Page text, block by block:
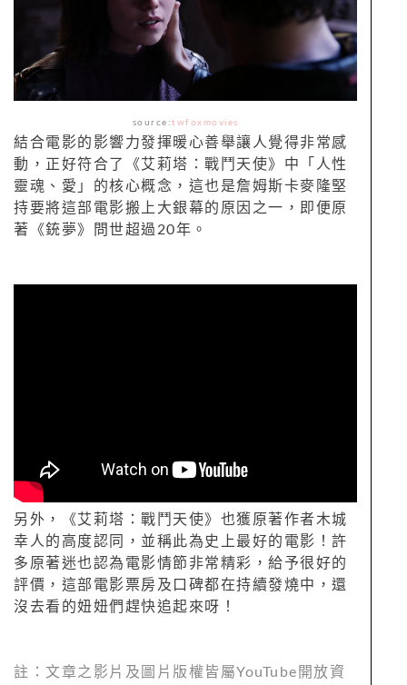
source: twfoxmovies
結合電影的影響力發揮暖心善舉讓人覺得非常感
動，正好符合了《艾莉塔：戰鬥天使》中「人性
靈魂、愛」的核心概念，這也是詹姆斯卡麥隆堅
持要將這部電影搬上大銀幕的原因之一，即便原
著《銃夢》問世超過20年。
另外，《艾莉塔：戰鬥天使》也獲原著作者木城
幸人的高度認同，並稱此為史上最好的電影！許
多原著迷也認為電影情節非常精彩，給予很好的
評價，這部電影票房及口碑都在持續發燒中，還
沒去看的妞妞們趕快追起來呀！
註：文章之影片及圖片版權皆屬YouTube 開放資